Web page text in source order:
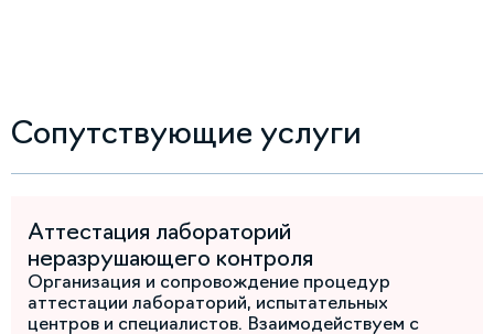
Сопутствующие услуги
Аттестация лабораторий
неразрушающего контроля
Организация и сопровождение процедур
аттестации лабораторий, испытательных
центров и специалистов. Взаимодействуем с